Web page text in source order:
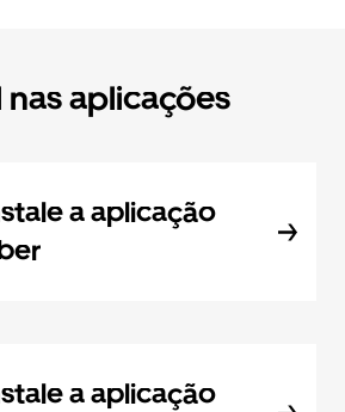
nas aplicações
a aplicação
a aplicação